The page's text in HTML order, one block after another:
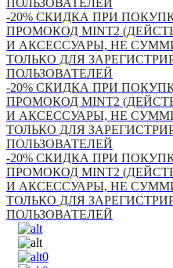
ПОЛЬЗОВАТЕЛЕЙ
-20% СКИДКА ПРИ
ПРОМОКОД MINT2
И АКСЕССУАРЫ, НЕ
ТОЛЬКО ДЛЯ
ПОЛЬЗОВАТЕЛЕЙ
-20% СКИДКА ПРИ
ПРОМОКОД MINT2
И АКСЕССУАРЫ, НЕ
ТОЛЬКО ДЛЯ
ПОЛЬЗОВАТЕЛЕЙ
-20% СКИДКА ПРИ
ПРОМОКОД MINT2
И АКСЕССУАРЫ, НЕ
ТОЛЬКО ДЛЯ
ПОЛЬЗОВАТЕЛЕЙ
0